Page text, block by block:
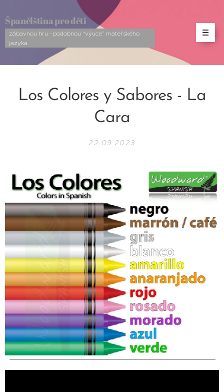
Španělština pro děti
zábavnou hru - podobnou “výuce” mateřského
jazyka
Los Colores y Sabores - La
Cara
22.09.2023